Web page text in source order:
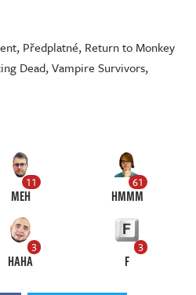
, Předplatné, Return to Monkey
Dead,Vampire Survivors,
11
MEH
61
HMMM
3
HAHA
3
F